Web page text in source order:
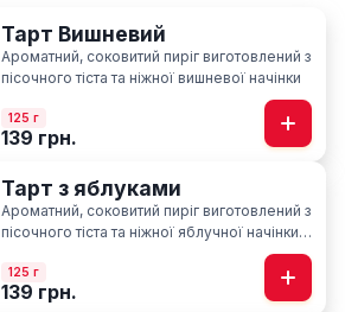
Тарт Вишневий
Ароматний, соковитий пиріг виготовлений з
пісочного тіста та ніжної вишневої начінки
125 г
139 грн.
Тарт з яблуками
Ароматний, соковитий пиріг виготовлений з
пісочного тіста та ніжної яблучної начінки із
125 г
139 грн.